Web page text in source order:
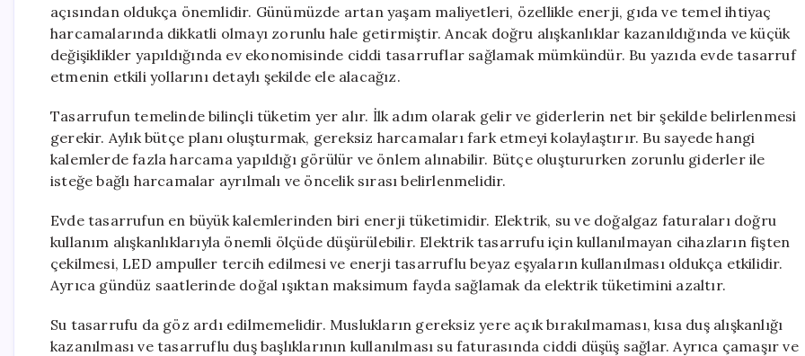
açısından oldukça önemlidir. Günümüzde artan yaşam maliyetleri, özellikle enerji, gıda ve temel ihtiyaç
harcamalarında dikkatli olmayı zorunlu hale getirmiştir. Ancak doğru alışkanlıklar kazanıldığında ve küçük
değişiklikler yapıldığında ev ekonomisinde ciddi tasarruflar sağlamak mümkündür. Bu yazıda evde tasarruf
etmenin etkili yollarını detaylı şekilde ele alacağız.
Tasarrufun temelinde bilinçli tüketim yer alır. İlk adım olarak gelir ve giderlerin net bir şekilde belirlenmesi
gerekir. Aylık bütçe planı oluşturmak, gereksiz harcamaları fark etmeyi kolaylaştırır. Bu sayede hangi
kalemlerde fazla harcama yapıldığı görülür ve önlem alınabilir. Bütçe oluştururken zorunlu giderler ile
isteğe bağlı harcamalar ayrılmalı ve öncelik sırası belirlenmelidir.
Evde tasarrufun en büyük kalemlerinden biri enerji tüketimidir. Elektrik, su ve doğalgaz faturaları doğru
kullanım alışkanlıklarıyla önemli ölçüde düşürülebilir. Elektrik tasarrufu için kullanılmayan cihazların fişten
çekilmesi, LED ampuller tercih edilmesi ve enerji tasarruflu beyaz eşyaların kullanılması oldukça etkilidir.
Ayrıca gündüz saatlerinde doğal ışıktan maksimum fayda sağlamak da elektrik tüketimini azaltır.
Su tasarrufu da göz ardı edilmemelidir. Muslukların gereksiz yere açık bırakılmaması, kısa duş alışkanlığı
kazanılması ve tasarruflu duş başlıklarının kullanılması su faturasında ciddi düşüş sağlar. Ayrıca çamaşır ve